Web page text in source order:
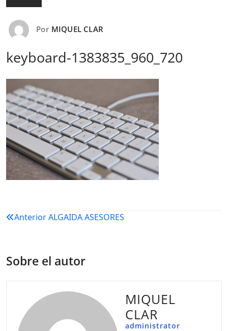
Por MIQUEL CLAR
keyboard-1383835_960_720
Navegación
AnteriorALGAIDA ASESORES
Sobre el autor
MIQUEL
CLAR
administrator